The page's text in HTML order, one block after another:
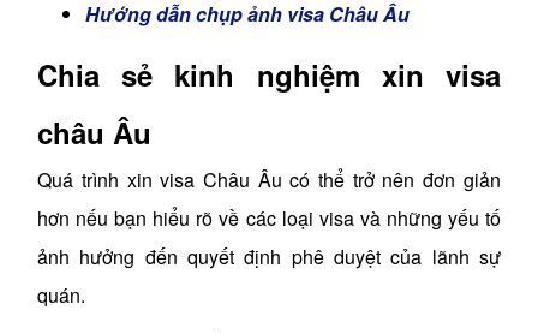
Hướng dẫn chụp ảnh visa Châu Âu
Chia sẻ kinh nghiệm xin visa
châu Âu
Quá trình xin visa Châu Âu có thể trở nên đơn giản
hơn nếu bạn hiểu rõ về các loại visa và những yếu tố
ảnh hưởng đến quyết định phê duyệt của lãnh sự
quán.